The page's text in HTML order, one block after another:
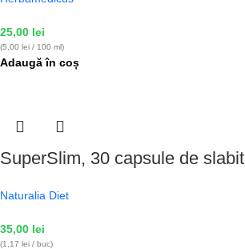
25,00 lei
(5,00 lei / 100 ml)
Adaugă în coș
SuperSlim, 30 capsule de slabit
Naturalia Diet
35,00 lei
(1,17 lei / buc)